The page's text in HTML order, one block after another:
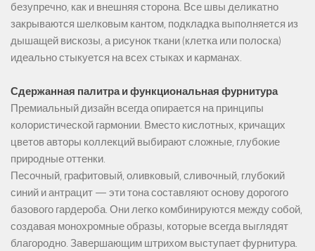
безупречно, как и внешняя сторона. Все швы деликатно
закрываются шелковым кантом, подкладка выполняется из
дышащей вискозы, а рисунок ткани (клетка или полоска)
идеально стыкуется на всех стыках и карманах.
Сдержанная палитра и функциональная фурнитура
Премиальный дизайн всегда опирается на принципы
колористической гармонии. Вместо кислотных, кричащих
цветов авторы коллекций выбирают сложные, глубокие
природные оттенки.
Песочный, графитовый, оливковый, сливочный, глубокий
синий и антрацит — эти тона составляют основу дорогого
базового гардероба. Они легко комбинируются между собой,
создавая монохромные образы, которые всегда выглядят
благородно. Завершающим штрихом выступает фурнитура.